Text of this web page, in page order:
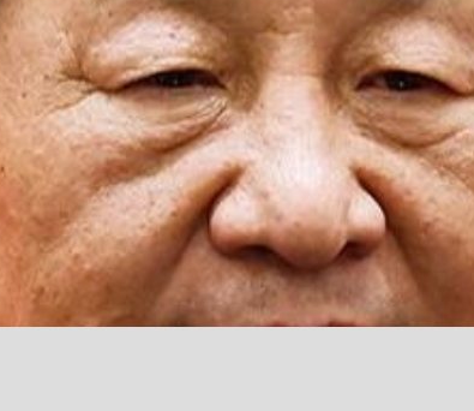
額が一時トヨタ超え... 日本生まれ
タグ一覧
#高市早苗 #後藤真希 #森岡毅 #城彰二 #内田有